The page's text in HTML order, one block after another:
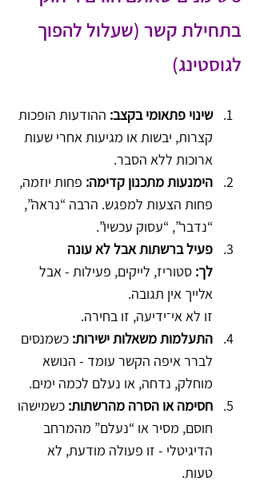
בתחילת קשר (שעלול להפוך
לגוסטינג)
שינוי פתאומי בקצב: ההודעות הופכות
קצרות, יבשות או מגיעות אחרי שעות
ארוכות ללא הסבר.
הימנעות מתכנון קדימה: פחות יוזמה,
פחות הצעות למפגש. הרבה “נראה”,
“נדבר”, “עסוק עכשיו”.
פעיל ברשתות אבל לא עונה
לך: סטוריז, לייקים, פעילות - אבל
אלייך אין תגובה.
זו לא אי־ידיעה, זו בחירה.
התעלמות משאלות ישירות: כשמנסים
לברר איפה הקשר עומד - הנושא
מוחלק, נדחה, או נעלם לכמה ימים.
חסימה או הסרה מהרשתות: כשמישהו
חוסם, מסיר או “נעלם” מהמרחב
הדיגיטלי - זו פעולה מודעת, לא
טעות.